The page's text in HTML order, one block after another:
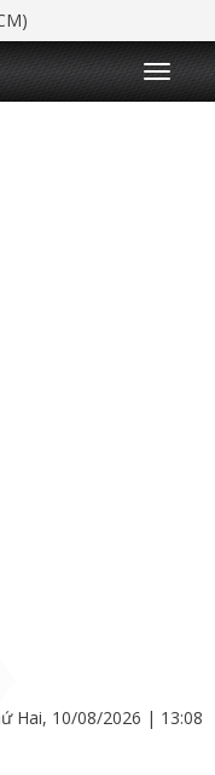
T
o
g
Hai, 10/08/2026 | 13:08